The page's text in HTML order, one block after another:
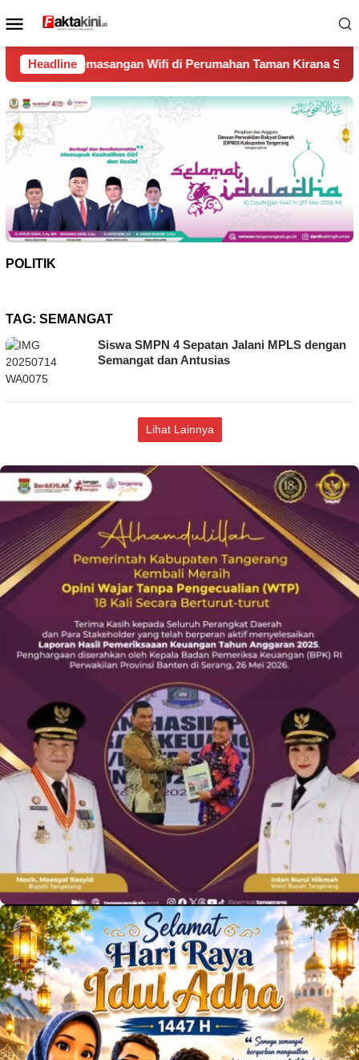
ke
Menu
Mobile
Headline
Wifi di Perumahan Taman Kirana Surya Solear
POLITIK
TAG: SEMANGAT
Siswa SMPN 4 Sepatan Jalani MPLS dengan
Semangat dan Antusias
Lihat Lainnya